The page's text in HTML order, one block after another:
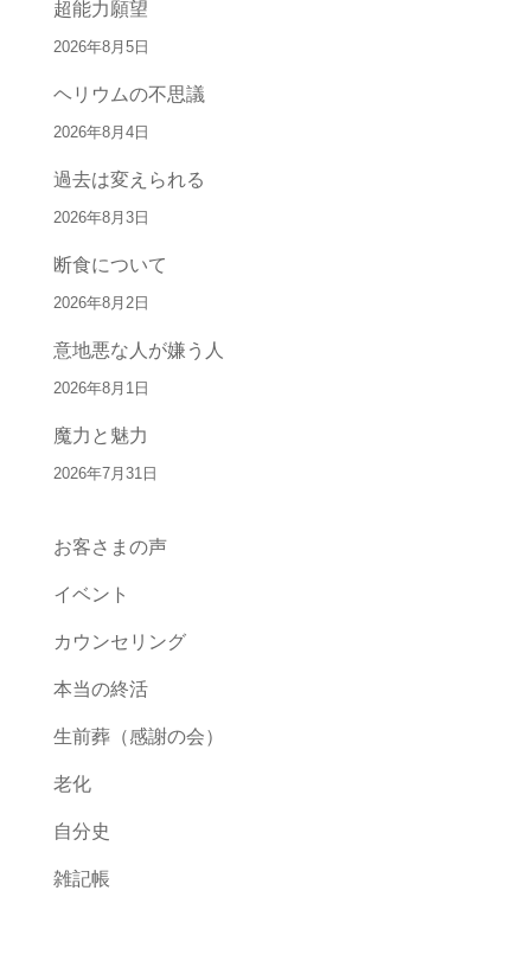
超能力願望
2026年8月5日
ヘリウムの不思議
2026年8月4日
過去は変えられる
2026年8月3日
断食について
2026年8月2日
意地悪な人が嫌う人
2026年8月1日
魔力と魅力
2026年7月31日
お客さまの声
イベント
カウンセリング
本当の終活
生前葬（感謝の会）
老化
自分史
雑記帳